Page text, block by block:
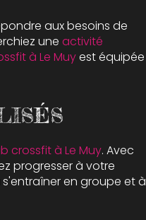
aux besoins de
une activité
à Le Muyest équipée
crossfit à Le Muy. Avec
progresser à votre
en groupe et à